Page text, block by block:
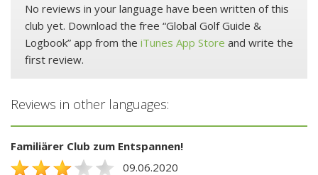
No reviews in your language have been written of this
club yet. Download the free “Global Golf Guide &
Logbook” app from the iTunes App Store and write the
first review.
Reviews in other languages:
Familiärer Club zum Entspannen!
09.06.2020